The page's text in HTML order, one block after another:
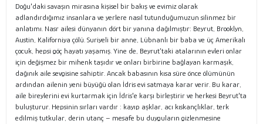
Doğu'daki savaşın mirasına kişisel bir bakış ve evimiz olarak
adlandırdığımız insanlara ve yerlere nasıl tutunduğumuzun silinmez bir
anlatımı. Nasr ailesi dünyanın dört bir yanına dağılmıştır: Beyrut, Brooklyn,
Austin, Kaliforniya çölü. Suriyeli bir anne, Lübnanlı bir baba ve üç Amerikalı
çocuk, hepsi göç hayatı yaşamış. Yine de, Beyrut’taki atalarının evleri onlar
için değişmez bir mihenk taşıdır ve onları birbirine bağlayan karmaşık,
dağınık aile sevgisine sahiptir. Ancak babasının kısa süre önce ölümünün
ardından ailenin yeni büyüğü olan İdris evi satmaya karar verir. Bu karar,
aile bireylerini evi kurtarmak için İdris'e karşı birleştirir ve herkesi Beyrut'ta
buluşturur. Hepsinin sırları vardır : kayıp aşklar, acı kıskançlıklar, terk
edilmiş tutkular, derin utanç – mesafe bu duyguların gizlenmesine